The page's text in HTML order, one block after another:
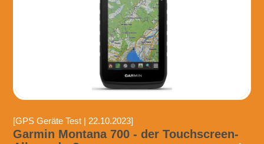
[GPS Geräte Test | 22.10.2023]
Garmin Montana 700 - der Touchscreen-